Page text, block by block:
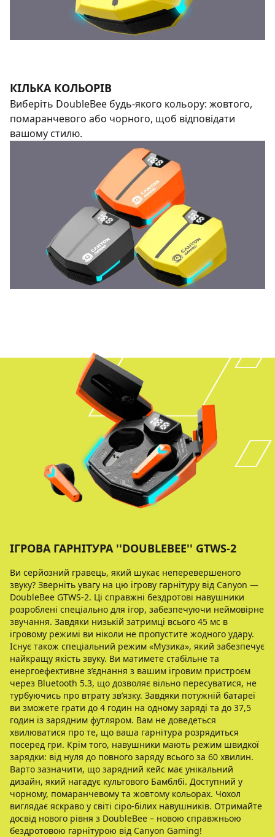
КІЛЬКА КОЛЬОРІВ
Виберіть DoubleBee будь-якого кольору: жовтого,
помаранчевого або чорного, щоб відповідати
вашому стилю.
ІГРОВА ГАРНІТУРА ''DOUBLEBEE'' GTWS-2
Ви серйозний гравець, який шукає неперевершеного
звуку? Зверніть увагу на цю ігрову гарнітуру від Canyon —
DoubleBee GTWS-2. Ці справжні бездротові навушники
розроблені спеціально для ігор, забезпечуючи неймовірне
звучання. Завдяки низькій затримці всього 45 мс в
ігровому режимі ви ніколи не пропустите жодного удару.
Існує також спеціальний режим «Музика», який забезпечує
найкращу якість звуку. Ви матимете стабільне та
енергоефективне з’єднання з вашим ігровим пристроєм
через Bluetooth 5.3, що дозволяє вільно пересуватися, не
турбуючись про втрату зв’язку. Завдяки потужній батареї
ви зможете грати до 4 годин на одному заряді та до 37,5
годин із зарядним футляром. Вам не доведеться
хвилюватися про те, що ваша гарнітура розрядиться
посеред гри. Крім того, навушники мають режим швидкої
зарядки: від нуля до повного заряду всього за 60 хвилин.
Варто зазначити, що зарядний кейс має унікальний
дизайн, який нагадує культового Бамблбі. Доступний у
чорному, помаранчевому та жовтому кольорах. Чохол
виглядає яскраво у світі сіро-білих навушників. Отримайте
досвід нового рівня з DoubleBee – новою справжньою
бездротовою гарнітурою від Canyon Gaming!